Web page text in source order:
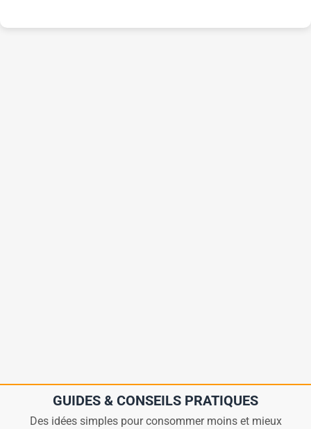
GUIDES & CONSEILS PRATIQUES
Des idées simples pour consommer moins et mieux